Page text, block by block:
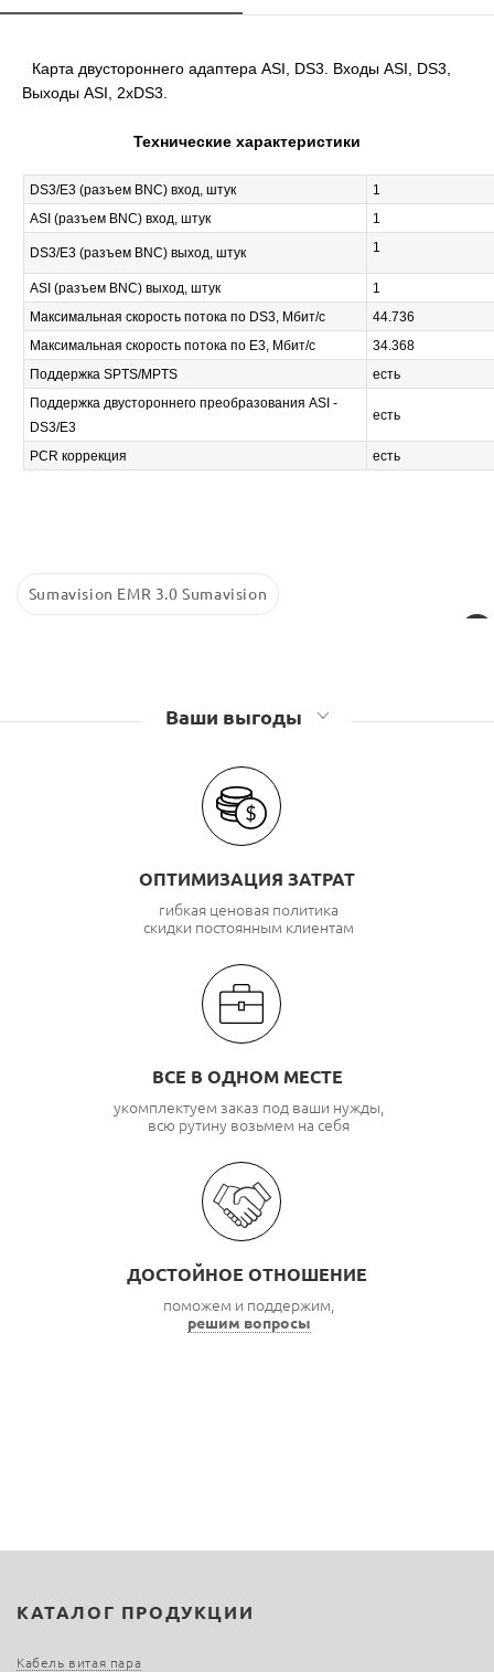
Карта двустороннего адаптера ASI, DS3. Входы ASI, DS3,
Выходы ASI, 2хDS3.
Технические характеристики
DS3/E3 (разъем BNC) вход, штук
1
ASI (разъем BNC) вход, штук
1
DS3/E3 (разъем BNC) выход, штук 1
ASI (разъем BNC) выход, штук
1
Максимальная скорость потока по DS3, Мбит/с
44.736
Максимальная скорость потока по E3, Мбит/с
34.368
Поддержка SPTS/MPTS
есть
Поддержка двустороннего преобразования ASI -
DS3/E3
есть
PCR коррекция есть
Sumavision EMR 3.0 Sumavision
Ваши выгоды
ОПТИМИЗАЦИЯ ЗАТРАТ
гибкая ценовая политика
скидки постоянным клиентам
ВСЕ В ОДНОМ МЕСТЕ
укомплектуем заказ под ваши нужды,
всю рутину возьмем на себя
ДОСТОЙНОЕ ОТНОШЕНИЕ
поможем и поддержим,
решим вопросы
КАТАЛОГ ПРОДУКЦИИ
Кабель витая пара